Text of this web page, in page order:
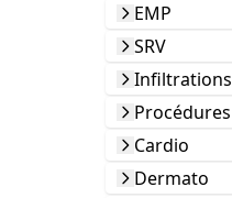
EMP
SRV
Infiltrations
Procédures
Cardio
Dermato